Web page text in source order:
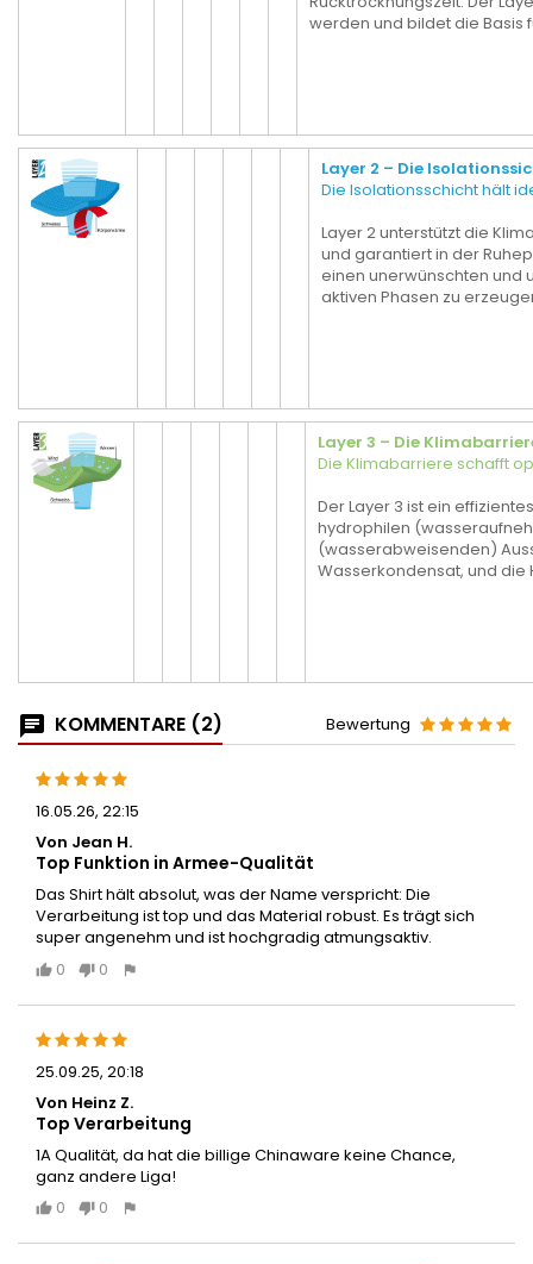
werden und bildet die Basis
Layer 2 – Die
Die Isolationsschicht hält
Layer 2 unterstützt die
und garantiert in der
einen unerwünschten und
aktiven Phasen zu
Layer 3 – Die
Die Klimabarriere schafft
Der Layer 3 ist ein
hydrophilen
(wasserabweisenden)
Wasserkondensat, und die
KOMMENTARE (2) Bewertung
16.05.26, 22:15
Von Jean H.
Top Funktion in Armee-Qualität
Das Shirt hält absolut, was der Name verspricht: Die
Verarbeitung ist top und das Material robust. Es trägt sich
super angenehm und ist hochgradig atmungsaktiv.
0
0
25.09.25, 20:18
Von Heinz Z.
Top Verarbeitung
1A Qualität, da hat die billige Chinaware keine Chance,
ganz andere Liga!
0
0